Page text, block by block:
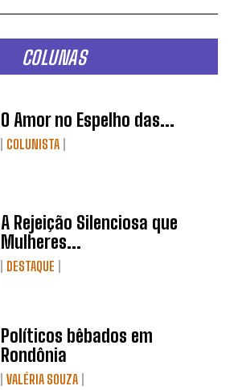
COLUNAS
O Amor no Espelho das...
COLUNISTA
A Rejeição Silenciosa que
Mulheres...
DESTAQUE
Políticos bêbados em
Rondônia
VALÉRIA SOUZA